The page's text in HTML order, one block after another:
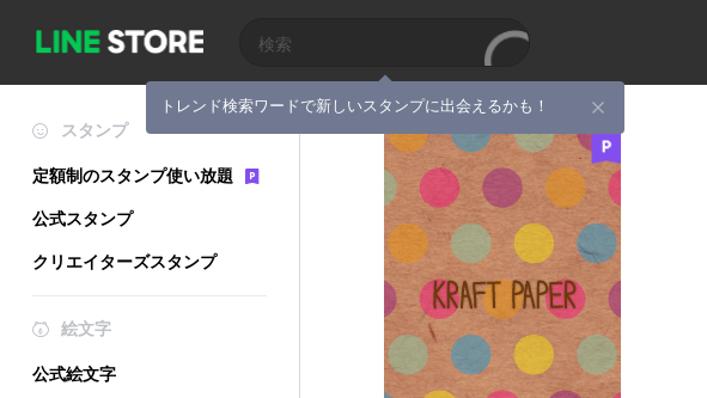
トレンド検索ワードで新しいスタンプに出会えるかも！
スタンプ
定額制のスタンプ使い放題
公式スタンプ
クリエイターズスタンプ
絵文字
公式絵文字